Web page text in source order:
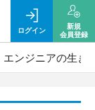
ログイン
新規
会員登録
エンジニアの生き